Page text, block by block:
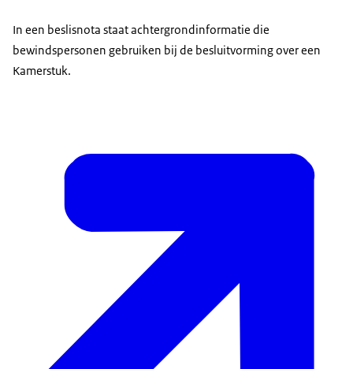
In een beslisnota staat achtergrondinformatie die
bewindspersonen gebruiken bij de besluitvorming over een
Kamerstuk.